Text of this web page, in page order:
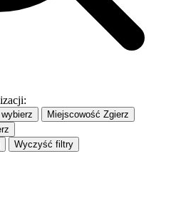
wybierz Miejscowość Zgierz
Wyczyść filtry